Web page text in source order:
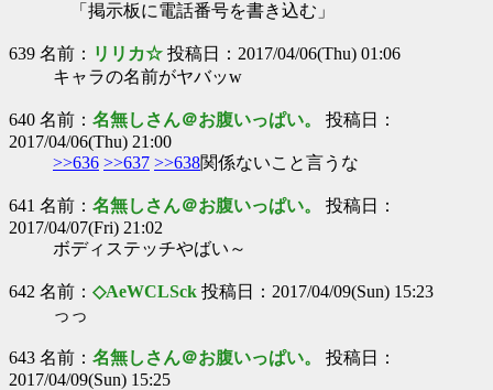
「掲示板に電話番号を書き込む」
639 名前： リリカ☆ 投稿日：2017/04/06(Thu) 01:06
キャラの名前がヤバッw
640 名前： 名無しさん＠お腹いっぱい。 投稿日：
2017/04/06(Thu) 21:00
>>636 >>637 >>638関係ないこと言うな
641 名前： 名無しさん＠お腹いっぱい。 投稿日：
2017/04/07(Fri) 21:02
ボディステッチやばい～
642 名前： ◇AeWCLSck 投稿日：2017/04/09(Sun) 15:23
っっ
643 名前： 名無しさん＠お腹いっぱい。 投稿日：
2017/04/09(Sun) 15:25